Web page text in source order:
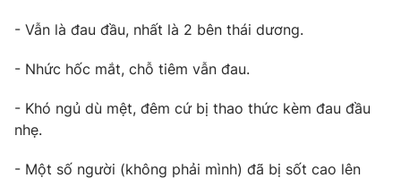
Theo dõi báo trên
- Vẫn là đau đầu, nhất là 2 bên thái dương.
- Nhức hốc mắt, chỗ tiêm vẫn đau.
- Khó ngủ dù mệt, đêm cứ bị thao thức kèm đau đầu
nhẹ.
- Một số người (không phải mình) đã bị sốt cao lên